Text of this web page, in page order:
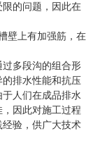
的问题，因此在
壁上有加强筋，在
多段沟的组合形
排水性能和抗压
人们在成品排水
因此对施工过程
验，供广大技术